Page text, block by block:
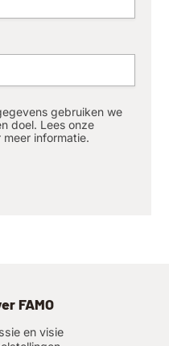
gebruiken we
doel. Lees onze
meer informatie.
FAMO
en visie